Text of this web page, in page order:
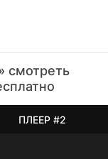
смотреть
ПЛЕЕР #2